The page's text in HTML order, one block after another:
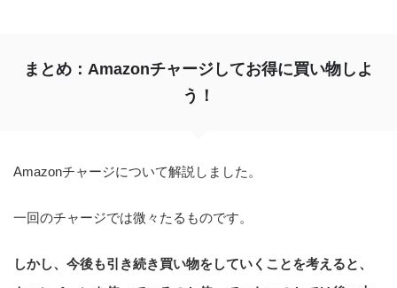
まとめ：Amazonチャージしてお得に買い物しよ
う！
Amazonチャージについて解説しました。
一回のチャージでは微々たるものです。
しかし、今後も引き続き買い物をしていくことを考えると、